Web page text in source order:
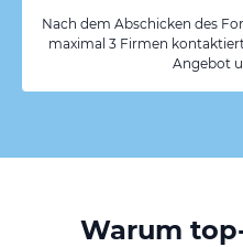
Nach dem Abschicken des
maximal 3 Firmen
Angebot
Warum